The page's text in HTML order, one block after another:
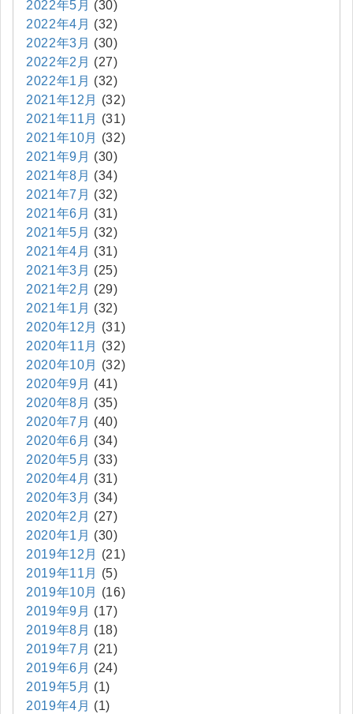
2022年5月 (30)
2022年4月 (32)
2022年3月 (30)
2022年2月 (27)
2022年1月 (32)
2021年12月
(32)
2021年11月
(31)
2021年10月
(32)
2021年9月 (30)
2021年8月 (34)
2021年7月 (32)
2021年6月 (31)
2021年5月 (32)
2021年4月 (31)
2021年3月 (25)
2021年2月 (29)
2021年1月 (32)
2020年12月
(31)
2020年11月
(32)
2020年10月
(32)
2020年9月 (41)
2020年8月 (35)
2020年7月 (40)
2020年6月 (34)
2020年5月 (33)
2020年4月 (31)
2020年3月 (34)
2020年2月 (27)
2020年1月 (30)
2019年12月
(21)
2019年11月
(5)
2019年10月
(16)
2019年9月 (17)
2019年8月 (18)
2019年7月 (21)
2019年6月 (24)
2019年5月 (1)
2019年4月 (1)